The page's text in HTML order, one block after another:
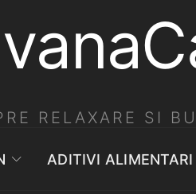
RELAXARE SI
ADITIVI